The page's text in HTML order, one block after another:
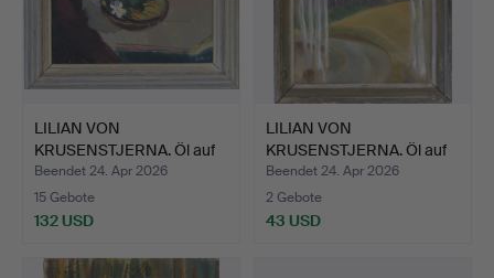
LILIAN VON
KRUSENSTJERNA. Öl auf
Leinwand.
Beendet 24. Apr 2026
15 Gebote
132 USD
LILIAN VON
KRUSENSTJERNA. Öl auf
Leinwand,…
Beendet 24. Apr 2026
2 Gebote
43 USD